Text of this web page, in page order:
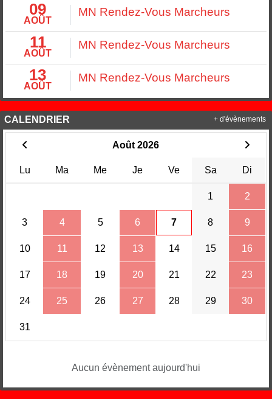
09
AOÛT
MN Rendez-Vous Marcheurs
11
AOÛT
MN Rendez-Vous Marcheurs
13
AOÛT
MN Rendez-Vous Marcheurs
CALENDRIER
Août 2026
Lu Ma Me Je Ve Sa Di
1 2
3 4 5 6 7 8 9
10 11 12 13 14 15 16
17 18 19 20 21 22 23
24 25 26 27 28 29 30
31
Aucun évènement aujourd'hui
+ d'évènements